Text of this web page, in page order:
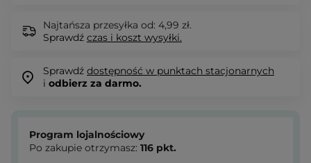
Najtańsza przesyłka od: 4,99 zł.
Sprawdź czas i koszt wysyłki.
Sprawdź dostępność w punktach stacjonarnych
i odbierz za darmo.
Program lojalnościowy
Po zakupie otrzymasz: 116 pkt.